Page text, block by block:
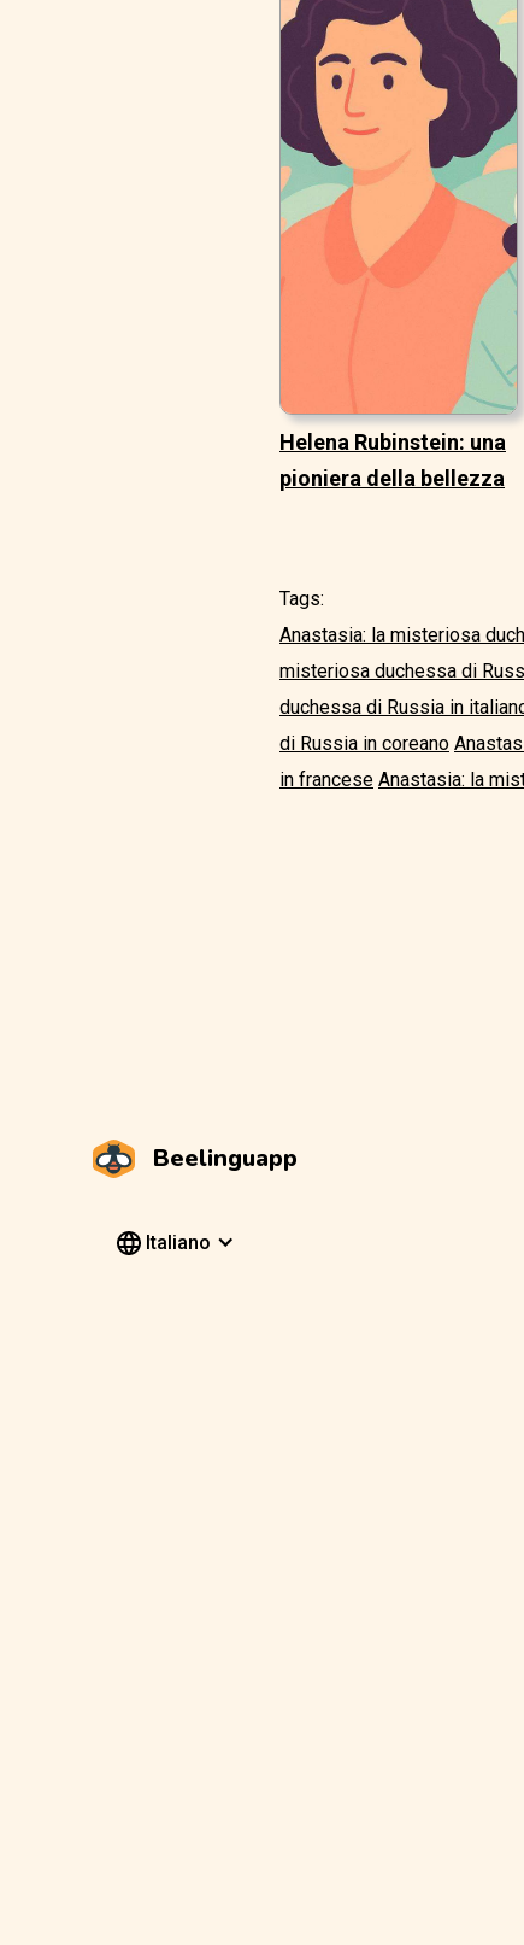
Helena Rubinstein: una
pioniera della bellezza
Tags:
Anastasia: la misteriosa
misteriosa duchessa di
duchessa di Russia in
di Russia in coreano
in francese Anastasia: la
Beelinguapp
Italiano